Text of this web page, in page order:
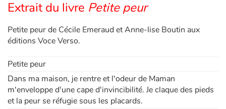
Blog
Par thématique
Rencontres et témoignages
Extrait du livre Petite peur
Petite peur de Cécile Emeraud et Anne-lise Boutin aux
éditions Voce Verso.
Petite peur
Dans ma maison, je rentre et l'odeur de Maman
m'enveloppe d'une cape d'invincibilité. Je claque des pieds
et la peur se réfugie sous les placards.